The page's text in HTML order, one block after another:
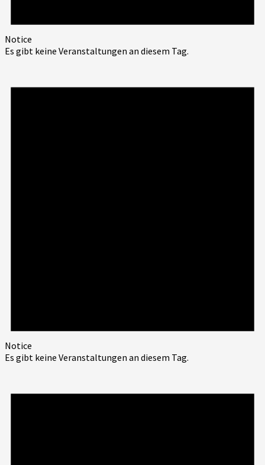
Notice
Es gibt keine Veranstaltungen an diesem Tag.
Notice
Es gibt keine Veranstaltungen an diesem Tag.